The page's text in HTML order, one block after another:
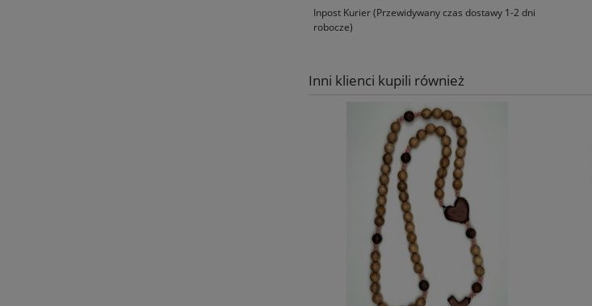
Inpost Kurier(Przewidywany czas dostawy 1-2 dni
robocze)
Inni klienci kupili również